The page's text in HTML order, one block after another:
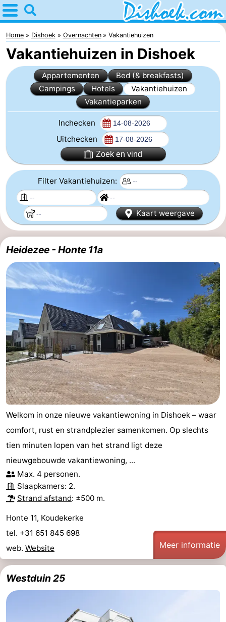
Home
Dishoek
Tips
Voor
Appartementen
-
Duinhof
Klein
Dishoek
Martina
Noordzee
Résidence
Dishoek
Bed
(&
breakfasts)
Campings
Hotels
Vakantiehuizen
Duinhof
Klein
Dishoek
-
Duinzicht
-
Galgewei
-
Meerpaal
-
Noordzee
Resort
Vlissingen
-
Noordzee
Résidence
Dishoek
-
Strandcamping
Valkenisse
-
Strandpark
-
Westduin
Last
Zien
&Bezienswaardigheden
Home Dishoek Overnachten Vakantiehuizen
Vakantiehuizen in Dishoek
Appartementen
Bed (& breakfasts)
Campings
Hotels
Vakantiehuizen
Vakantieparken
Inchecken
Uitchecken
Zoek en vind
Filter Vakantiehuizen:
Kaart weergave
Heidezee - Honte 11a
Welkom in onze nieuwe vakantiewoning in Dishoek – waar
comfort, rust en strandplezier samenkomen. Op slechts
tien minuten lopen van het strand ligt deze
nieuwgebouwde vakantiewoning, ...
Max. 4 personen.
Slaapkamers: 2.
Strand afstand: ±500 m.
Honte 11, Koudekerke
tel. +31 651 845 698
web. Website Meer informatie
Westduin 25